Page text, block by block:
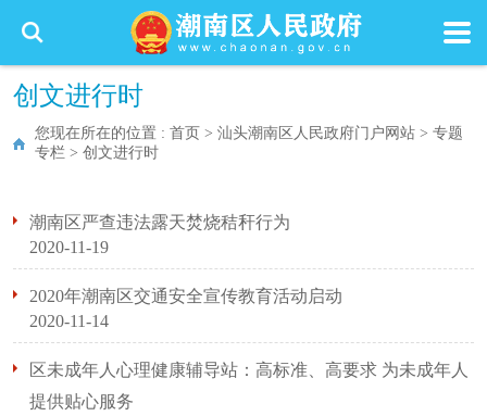
创文进行时
您现在所在的位置 : 首页 > 汕头潮南区人民政府门户网站 > 专题
专栏 > 创文进行时
潮南区严查违法露天焚烧秸秆行为
2020-11-19
2020年潮南区交通安全宣传教育活动启动
2020-11-14
区未成年人心理健康辅导站：高标准、高要求 为未成年人
提供贴心服务